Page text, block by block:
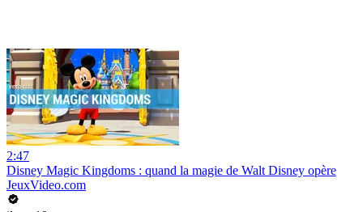
2:47
Disney Magic Kingdoms : quand la magie de Walt Disney opère
JeuxVideo.com